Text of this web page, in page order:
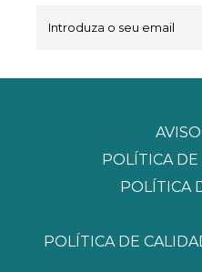
POLÍTICA
POLÍTICA
POLÍTICA DE